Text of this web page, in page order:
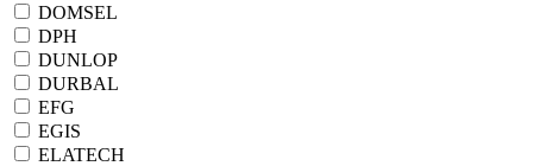
DOMSEL
DPH
DUNLOP
DURBAL
EFG
EGIS
ELATECH